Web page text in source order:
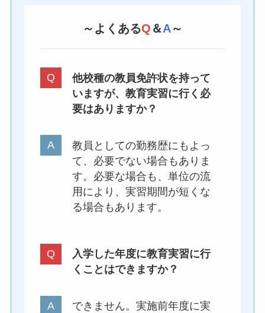
～よくあるQ ＆A～
他校種の教員免許状を持って
いますが、教育実習に行く必
要はありますか？
教員としての勤務歴にもよっ
て、必要でない場合もありま
す。必要な場合も、単位の流
用により、実習期間が短くな
る場合もあります。
入学した年度に教育実習に行
くことはできますか？
できません。実施前年度に実